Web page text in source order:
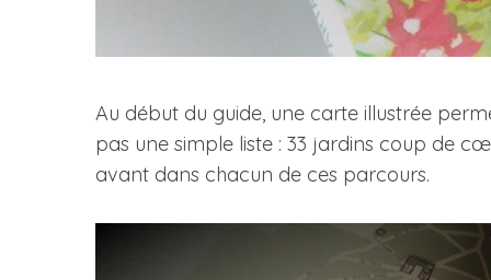
Au début du guide, une carte illustrée
pas une simple liste : 33 jardins coup de
avant dans chacun de ces parcours.